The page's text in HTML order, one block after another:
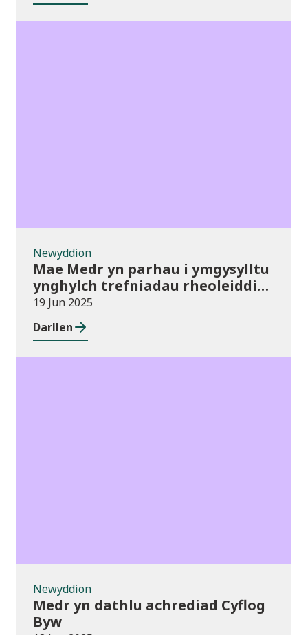
Newyddion
Mae Medr yn parhau i ymgysylltu
ynghylch trefniadau rheoleiddio
newydd drwy ddigwyddiadau â
phresenoldeb uchel
19 Jun 2025
Darllen
Newyddion
Medr yn dathlu achrediad Cyflog
Byw